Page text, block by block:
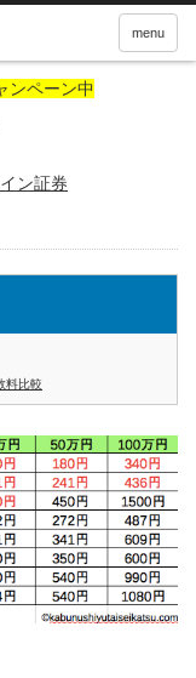
menu
ンペーン中
ン証券
料比較